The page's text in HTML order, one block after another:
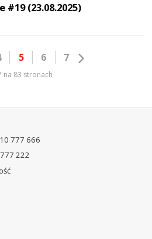
(23.08.2025)
5 6 7
na 83 stronach
777 666
222